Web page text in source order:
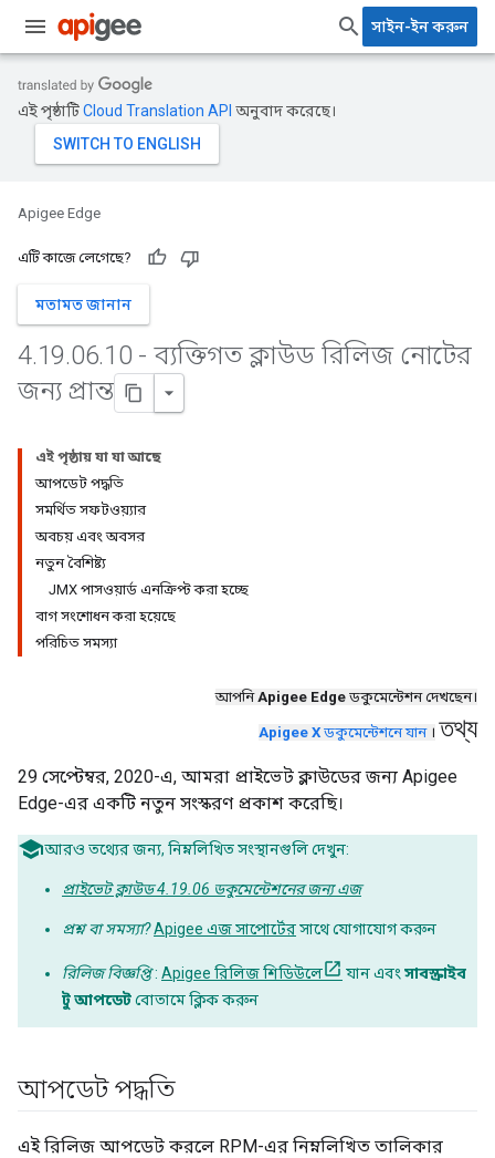
সাইন-ইন করুন
এই পৃষ্ঠাটিCloud Translation API অনুবাদ করেছে।
Apigee Edge
এটি কাজে লেগেছে?
মতামত জানান
4.19.06.10 - ব্যক্তিগত ক্লাউড রিলিজ নোটের
জন্য প্রান্ত
এই পৃষ্ঠায় যা যা আছে
আপডেট পদ্ধতি
সমর্থিত সফটওয়্যার
অবচয় এবং অবসর
নতুন বৈশিষ্ট্য
JMX পাসওয়ার্ড এনক্রিপ্ট করা হচ্ছে
বাগ সংশোধন করা হয়েছে
পরিচিত সমস্যা
আপনিApigee Edge ডকুমেন্টেশন দেখছেন।
Apigee X ডকুমেন্টেশনে যান। তথ্য
29 সেপ্টেম্বর, 2020-এ, আমরা প্রাইভেট ক্লাউডের জন্য Apigee
Edge-এর একটি নতুন সংস্করণ প্রকাশ করেছি।
আরও তথ্যের জন্য, নিম্নলিখিত সংস্থানগুলি দেখুন:
প্রাইভেট ক্লাউড 4.19.06 ডকুমেন্টেশনের জন্য এজ
প্রশ্ন বা সমস্যা?Apigee এজ সাপোর্টেরসাথে যোগাযোগ করুন
রিলিজ বিজ্ঞপ্তি: Apigee রিলিজ শিডিউলে যান এবং সাবস্ক্রাইব
টু আপডেটবোতামে ক্লিক করুন
আপডেট পদ্ধতি
এই রিলিজ আপডেট করলে RPM-এর নিম্নলিখিত তালিকার